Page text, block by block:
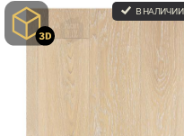
В НАЛИЧИИ